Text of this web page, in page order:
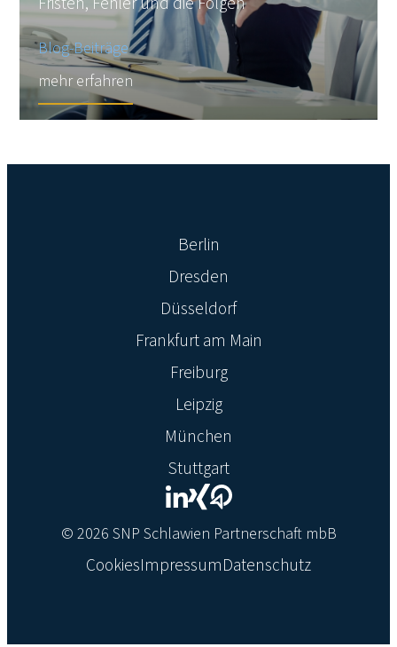
Blog-Beiträge
mehr erfahren
Berlin
Dresden
Düsseldorf
Frankfurt am Main
Freiburg
Leipzig
München
Stuttgart
© 2026 SNP Schlawien Partnerschaft mbB
CookiesImpressumDatenschutz